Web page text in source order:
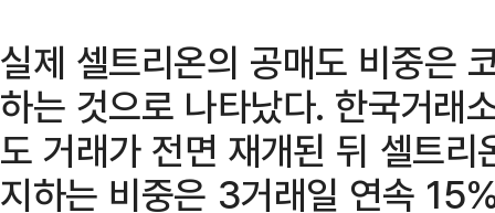
실제 셀트리온의 공매도 비중은
하는 것으로 나타났다. 한국거래
도 거래가 전면 재개된 뒤 셀트
지하는 비중은 3거래일 연속